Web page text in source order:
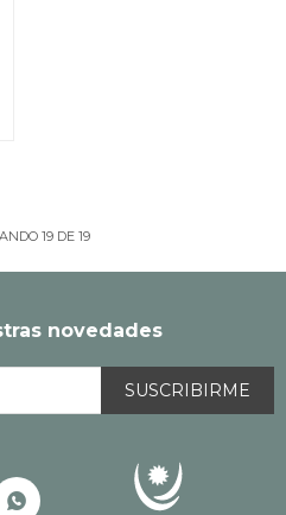
19DE 19
novedades
SUSCRIBIRME
